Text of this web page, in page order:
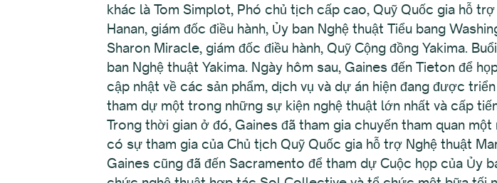
khác là Tom Simplot, Phó chủ tịch cấp cao, Quỹ Quốc gia hỗ
Hanan, giám đốc điều hành, Ủy ban Nghệ thuật Tiểu bang
Sharon Miracle, giám đốc điều hành, Quỹ Cộng đồng Yakima.
ban Nghệ thuật Yakima. Ngày hôm sau, Gaines đến Tieton để
cập nhật về các sản phẩm, dịch vụ và dự án hiện đang được
tham dự một trong những sự kiện nghệ thuật lớn nhất và cấp
Trong thời gian ở đó, Gaines đã tham gia chuyến tham quan
có sự tham gia của Chủ tịch Quỹ Quốc gia hỗ trợ Nghệ thuật
Gaines cũng đã đến Sacramento để tham dự Cuộc họp của Ủy